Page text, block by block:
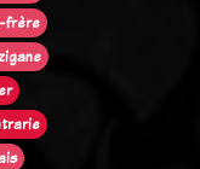
frère